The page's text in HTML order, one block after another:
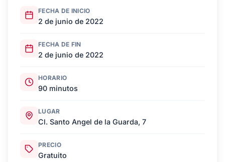
FECHA DE INICIO
2 de junio de 2022
FECHA DE FIN
2 de junio de 2022
HORARIO
90 minutos
LUGAR
Cl. Santo Angel de la Guarda, 7
PRECIO
Gratuito